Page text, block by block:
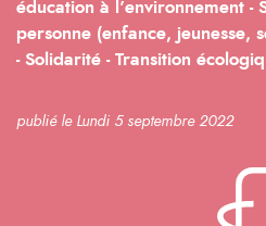
éducation à l’environnement -
personne (enfance, jeunesse,
- Solidarité - Transition
publié le Lundi 5 septembre 2022